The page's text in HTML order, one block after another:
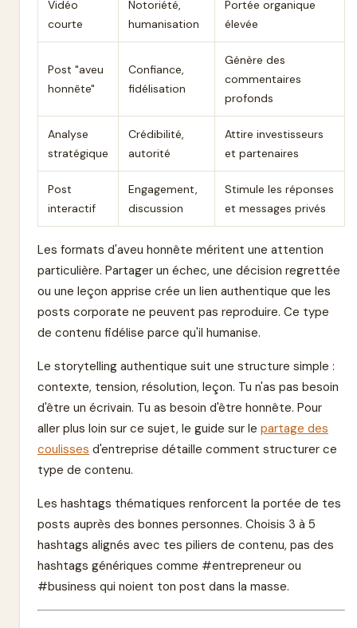
Vidéo
courte
Notoriété,
humanisation
Portée organique
élevée
Post "aveu
honnête"
Confiance,
fidélisation
Génère des
commentaires
profonds
Analyse
stratégique
Crédibilité,
autorité
Attire investisseurs
et partenaires
Post
interactif
Engagement,
discussion
Stimule les réponses
et messages privés
Les formats d'aveu honnête méritent une attention
particulière. Partager un échec, une décision regrettée
ou une leçon apprise crée un lien authentique que les
posts corporate ne peuvent pas reproduire. Ce type
de contenu fidélise parce qu'il humanise.
Le storytelling authentique suit une structure simple :
contexte, tension, résolution, leçon. Tu n'as pas besoin
d'être un écrivain. Tu as besoin d'être honnête. Pour
aller plus loin sur ce sujet, le guide sur le partage des
coulisses d'entreprise détaille comment structurer ce
type de contenu.
Les hashtags thématiques renforcent la portée de tes
posts auprès des bonnes personnes. Choisis 3 à 5
hashtags alignés avec tes piliers de contenu, pas des
hashtags génériques comme #entrepreneur ou
#business qui noient ton post dans la masse.